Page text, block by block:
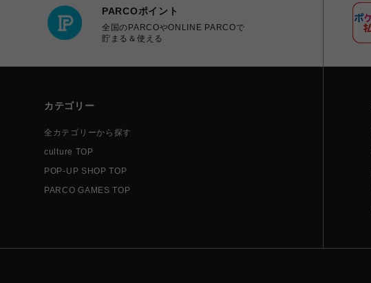
PARCOポイント
全国のPARCOやONLINE PARCOで
貯まる＆使える
カテゴリー
全カテゴリーから探す
culture TOP
POP-UP SHOP TOP
PARCO GAMES TOP